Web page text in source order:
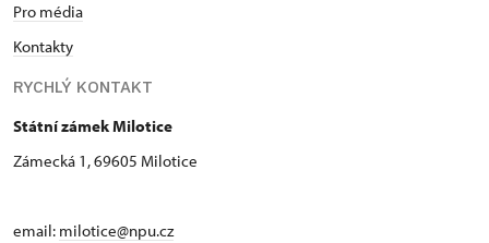
Pro média
Kontakty
RYCHLÝ KONTAKT
Státní zámek Milotice
Zámecká 1, 69605 Milotice
email: milotice@npu.cz